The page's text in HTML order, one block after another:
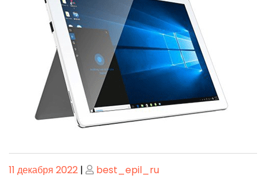
Опубликовано
11 декабря 2022 | Опубликовано
best_epil_ru